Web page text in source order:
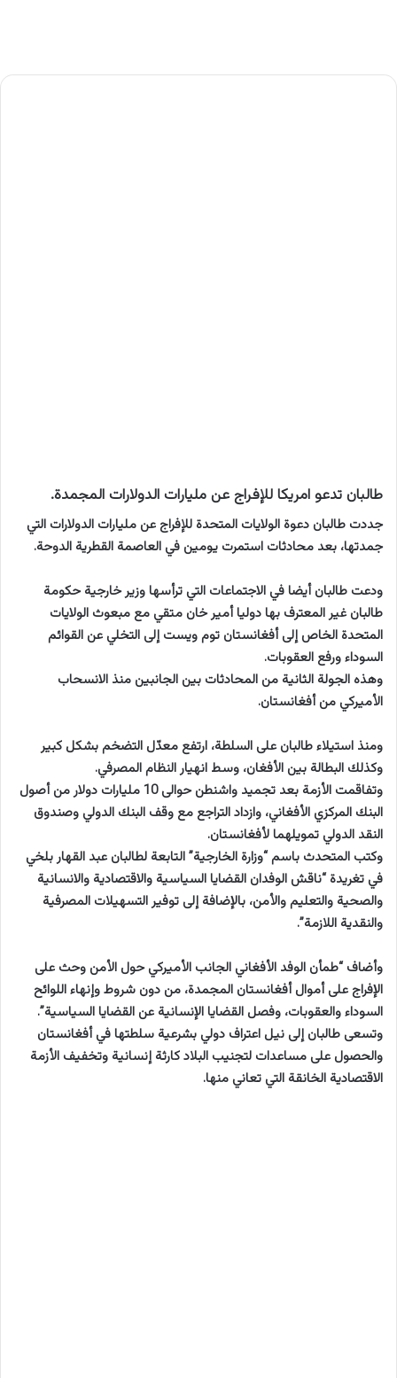
طالبان تدعو امريكا للإفراج عن مليارات الدولارات المجمدة.
جددت طالبان دعوة الولايات المتحدة للإفراج عن مليارات الدولارات التي
جمدتها، بعد محادثات استمرت يومين في العاصمة القطرية الدوحة.
ودعت طالبان أيضا في الاجتماعات التي ترأسها وزير خارجية حكومة
طالبان غير المعترف بها دوليا أمير خان متقي مع مبعوث الولايات
المتحدة الخاص إلى أفغانستان توم ويست إلى التخلي عن القوائم
السوداء ورفع العقوبات.
وهذه الجولة الثانية من المحادثات بين الجانبين منذ الانسحاب
الأميركي من أفغانستان.
ومنذ استيلاء طالبان على السلطة، ارتفع معدّل التضخم بشكل كبير
وكذلك البطالة بين الأفغان، وسط انهيار النظام المصرفي.
وتفاقمت الأزمة بعد تجميد واشنطن حوالى 10 مليارات دولار من أصول
البنك المركزي الأفغاني، وازداد التراجع مع وقف البنك الدولي وصندوق
النقد الدولي تمويلهما لأفغانستان.
وكتب المتحدث باسم “وزارة الخارجية” التابعة لطالبان عبد القهار بلخي
في تغريدة “ناقش الوفدان القضايا السياسية والاقتصادية والانسانية
والصحية والتعليم والأمن، بالإضافة إلى توفير التسهيلات المصرفية
والنقدية اللازمة”.
وأضاف “طمأن الوفد الأفغاني الجانب الأميركي حول الأمن وحث على
الإفراج على أموال أفغانستان المجمدة، من دون شروط وإنهاء اللوائح
السوداء والعقوبات، وفصل القضايا الإنسانية عن القضايا السياسية”.
وتسعى طالبان إلى نيل اعتراف دولي بشرعية سلطتها في أفغانستان
والحصول على مساعدات لتجنيب البلاد كارثة إنسانية وتخفيف الأزمة
الاقتصادية الخانقة التي تعاني منها.